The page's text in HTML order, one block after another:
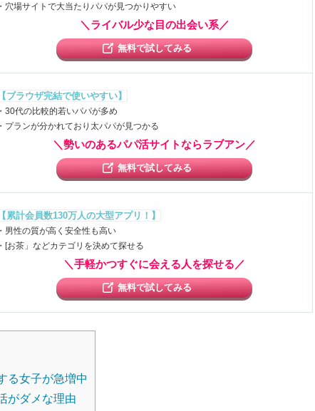
・穴場サイトで大当たりパパが見つかりやすい
＼ライバル少な目の出会い系／
無料で試してみる
【ブラウザ完結で使いやすい】
・30代の比較的若いパパが多め
・プランが分かれており太パパが見つかる
＼勢いのあるパパ活サイトならラブアン／
無料で試してみる
【累計会員数130万人の大型アプリ！】
・男性の質が高く安全性も高い
・[お茶」などカテゴリを決めて探せる
＼手軽かつすぐに会える人を探せる／
無料で試してみる
る女子が急増中
がダメな理由